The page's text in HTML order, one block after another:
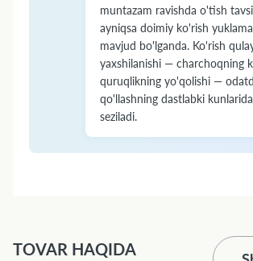
muntazam ravishda o'tish
ayniqsa doimiy ko'rish
mavjud bo'lganda. Ko'rish
yaxshilanishi — charchoqning
quruqlikning yo'qolishi —
qo'llashning dastlabki
seziladi.
TOVAR HAQIDA